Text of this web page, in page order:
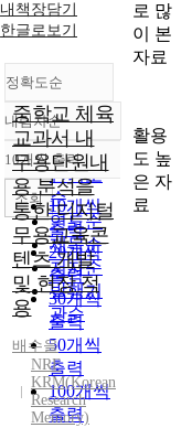
내책장담기
한글로보기
정확도순
정확도
순
인기도
순
연도순
제목순
저자순
발행기
관순
내림차순
내림차순
10개씩 출력
10개씩
출력
20개씩
출력
30개씩
출력
50개씩
출력
100개씩
출력
조회
중학교 체육
교과서 내
무용단원내
용 분석을
통한 디지털
무용교육콘
텐츠 개발
및 현장 적
용
배수을
NRF
KRM(Korean
Research
Memory)
로 많
이 본
자료
활용
도 높
은 자
료